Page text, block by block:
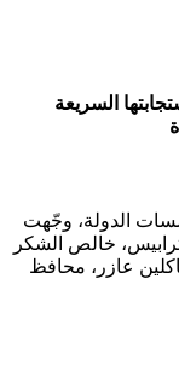
السريعة
الدولة، وجّهت
ترابيس، خالص الشكر
عازر، محافظ